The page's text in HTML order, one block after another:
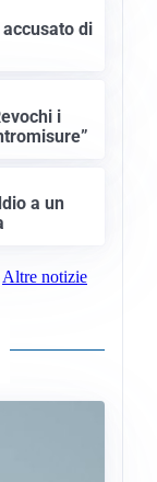
di
i
a un
Altre notizie